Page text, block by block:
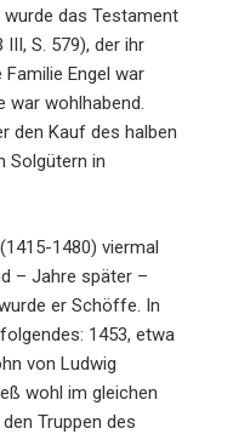
das Testament
S. 579), der ihr
Familie Engel war
war wohlhabend.
den Kauf des halben
Solgütern in
1480) viermal
– Jahre später –
er Schöffe. In
1453, etwa
von Ludwig
wohl im gleichen
Truppen des